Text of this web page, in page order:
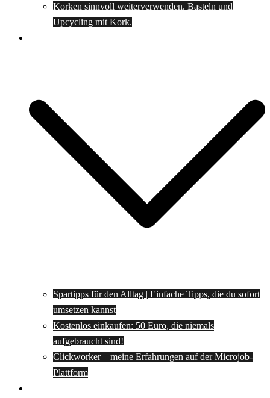
Korken sinnvoll weiterverwenden. Basteln und
Upcycling mit Kork.
Spartipps für den Alltag | Einfache Tipps, die du sofort
umsetzen kannst
Kostenlos einkaufen: 50 Euro, die niemals
aufgebraucht sind!
Clickworker – meine Erfahrungen auf der Microjob-
Plattform